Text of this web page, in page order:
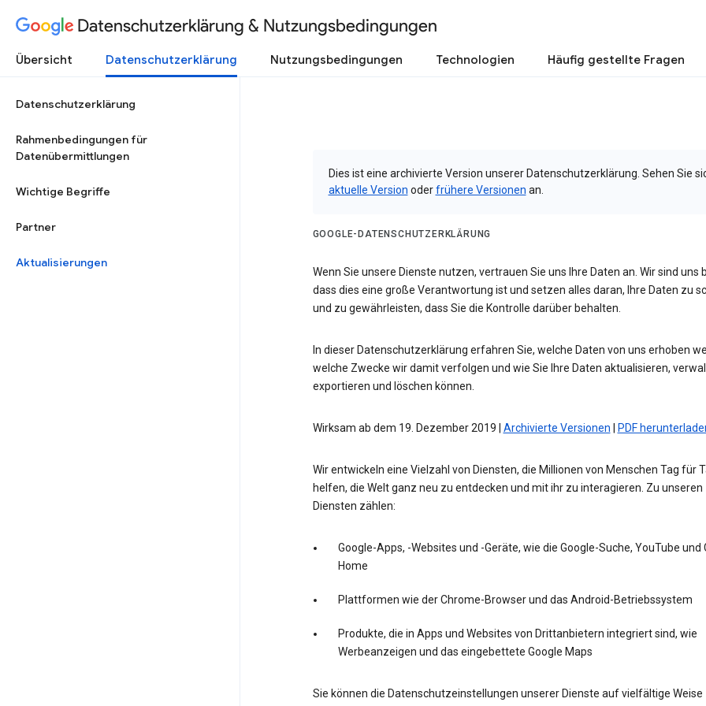
Datenschutzerklärung & Nutzungsbedingungen
Übersicht Datenschutzerklärung Nutzungsbedingungen Technologien Häufig gestellte Fragen
Datenschutzerklärung
Rahmenbedingungen für
Datenübermittlungen
Wichtige Begriffe
Partner
Aktualisierungen
Dies ist eine archivierte Version unserer Datenschutzerklärung. Sehen Sie
aktuelle Version oderfrühere Versionen an.
GOOGLE-DATENSCHUTZERKLÄRUNG
Wenn Sie unsere Dienste nutzen, vertrauen Sie uns Ihre Daten an. Wir sind uns
dass dies eine große Verantwortung ist und setzen alles daran, Ihre Daten zu
und zu gewährleisten, dass Sie die Kontrolle darüber behalten.
In dieser Datenschutzerklärung erfahren Sie, welche Daten von uns erhoben
welche Zwecke wir damit verfolgen und wie Sie Ihre Daten aktualisieren,
exportieren und löschen können.
Wirksam ab dem 19. Dezember 2019 | Archivierte Versionen PDF
Wir entwickeln eine Vielzahl von Diensten, die Millionen von Menschen Tag für
helfen, die Welt ganz neu zu entdecken und mit ihr zu interagieren. Zu unseren
Diensten zählen:
Google-Apps, -Websites und -Geräte, wie die Google-Suche, YouTube und
Home
Plattformen wie der Chrome-Browser und das Android-Betriebssystem
Produkte, die in Apps und Websites von Drittanbietern integriert sind, wie
Werbeanzeigen und das eingebettete Google Maps
Sie können die Datenschutzeinstellungen unserer Dienste auf vielfältige Weise